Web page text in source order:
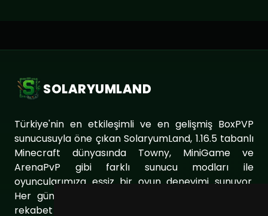
SOLARYUMLAND
Türkiye'nin en etkileşimli ve en gelişmiş BoxPVP
sunucusuyla öne çıkan SolaryumLand, 1.16.5 tabanlı
Minecraft dünyasında Towny, MiniGame ve
ArenaPvP gibi farklı sunucu modları ile
oyuncularımıza eşsiz bir oyun deneyimi sunuyor.
Her gün sunucumuzu geliştirerek oyuncularımıza
rekabet dolu ve keyifli bir ortam sağlıyoruz. Aynı